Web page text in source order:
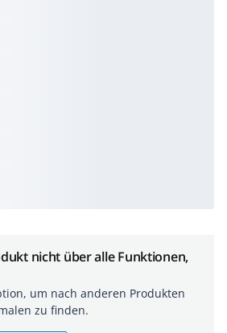
nicht über alle Funktionen,
um nach anderen Produkten
zu finden.